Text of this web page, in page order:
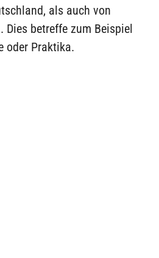
als auch von
Dies betreffe zum Beispiel
oder Praktika.